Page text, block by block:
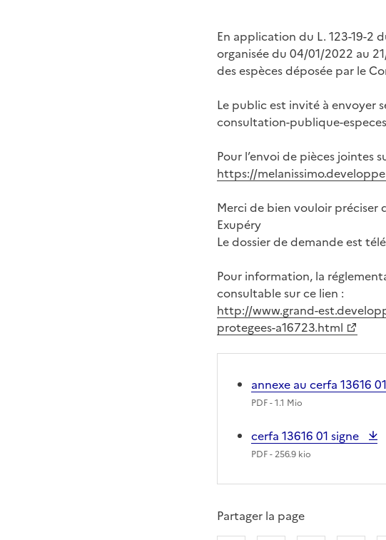
En application du L. 123-19-2
organisée du 04/01/2022 au
des espèces déposée par le
Le public est invité à envoyer
consultation-publique-
Pour l’envoi de pièces jointes
https://
Merci de bien vouloir préciser
Exupéry
Le dossier de demande est
Pour information, la
consultable sur ce lien :
http://www.grand-
protegees-a16723.html
annexe au cerfa 13616
PDF- 1.1 Mio
cerfa 13616 01 signe
PDF- 256.9 kio
Partager la page